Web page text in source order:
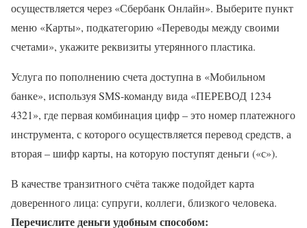
осуществляется через «Сбербанк Онлайн». Выберите пункт
меню «Карты», подкатегорию «Переводы между своими
счетами», укажите реквизиты утерянного пластика.
Услуга по пополнению счета доступна в «Мобильном
банке», используя SMS-команду вида «ПЕРЕВОД 1234
4321», где первая комбинация цифр – это номер платежного
инструмента, с которого осуществляется перевод средств, а
вторая – шифр карты, на которую поступят деньги («с»).
В качестве транзитного счёта также подойдет карта
доверенного лица: супруги, коллеги, близкого человека.
Перечислите деньги удобным способом: